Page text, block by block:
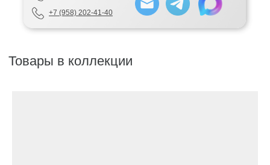
+7 (958) 202-41-40